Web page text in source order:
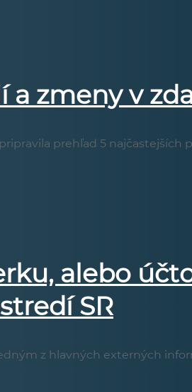
a zmeny v
prehľad 5
alebo
SR
z hlavných externých